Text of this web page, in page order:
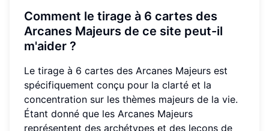
Comment le tirage à 6 cartes des
Arcanes Majeurs de ce site peut-il
m'aider ?
Le tirage à 6 cartes des Arcanes Majeurs est
spécifiquement conçu pour la clarté et la
concentration sur les thèmes majeurs de la vie.
Étant donné que les Arcanes Majeurs
représentent des archétypes et des leçons de